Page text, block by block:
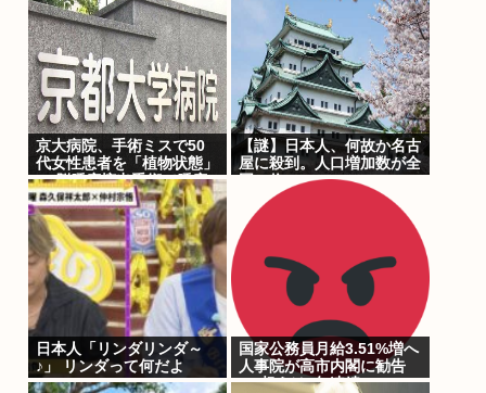
「Wow！信号」…「合理
的に考えると、宇宙人から
の信号の可能性」
り始めた理由とは
京大病院、手術ミスで50
代女性患者を「植物状態」
に 脳腫瘍摘出手術で腫瘍
の無い部位を摘出してしま
う
【謎】日本人、何故か名古
屋に殺到。人口増加数が全
国一位に
日本人「リンダリンダ～
♪」 リンダって何だよ
国家公務員月給3.51%増へ
人事院が高市内閣に勧告
3%超えは2年連続